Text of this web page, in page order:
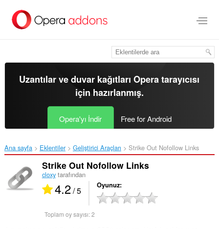
içeriğe
Uzantılar ve duvar kağıtlarıOpera tarayıcısı
için hazırlanmış.
Opera'yı İndir Free for Android
Ana sayfa Eklentiler Geliştirici Araçları Strike Out Nofollow Links‎
Strike Out Nofollow Links
cloxytarafından
4.2/ 5 Oyunuz
Toplam oy sayısı:2